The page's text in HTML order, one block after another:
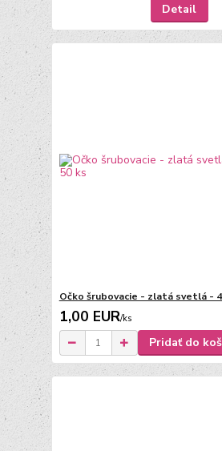
Detail
Očko šrubovacie - zlatá svetlá -
1,00 EUR/ks
Pridať do